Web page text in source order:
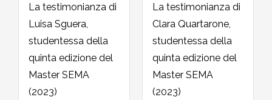
La testimonianza di
Luisa Sguera,
studentessa della
quinta edizione del
Master SEMA
(2023)
La testimonianza di
Clara Quartarone,
studentessa della
quinta edizione del
Master SEMA
(2023)